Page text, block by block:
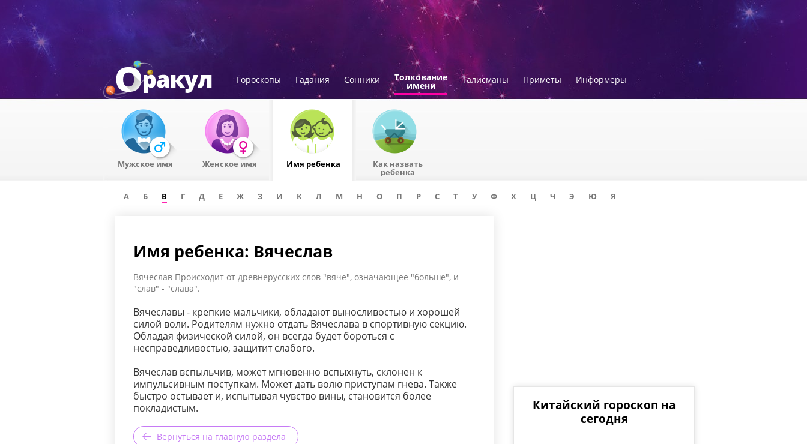
Гороскопы Гадания Сонники Толкование
имени
Талисманы Приметы Информеры
Мужское имя Женское имя Имя ребенка Как назвать
ребенка
А Б В Г Д Е Ж З И К Л М Н О П Р С Т У Ф Х Ц Ч Э Ю Я
Имя ребенка: Вячеслав
Вячеслав Происходит от древнерусских слов "вяче", означающее "больше", и
"слав" - "слава".
Вячеславы - крепкие мальчики, обладают выносливостью и хорошей
силой воли. Родителям нужно отдать Вячеслава в спортивную секцию.
Обладая физической силой, он всегда будет бороться с
несправедливостью, защитит слабого.
Вячеслав вспыльчив, может мгновенно вспыхнуть, склонен к
импульсивным поступкам. Может дать волю приступам гнева. Также
быстро остывает и, испытывая чувство вины, становится более
покладистым.
Вернуться на главную раздела
Китайский гороскоп на
сегодня